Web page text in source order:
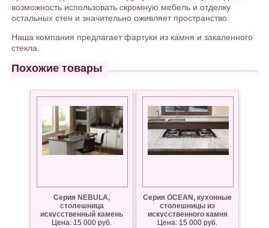
возможность использовать скромную мебель и отделку
остальных стен и значительно оживляет пространство.
Наша компания предлагает фартуки из камня и закаленного
стекла.
Похожие товары
Серия NEBULA,
столешница
искусственный камень
Цена: 15 000 руб.
Серия OCEAN, кухонные
столешницы из
искусственного камня
Цена: 15 000 руб.